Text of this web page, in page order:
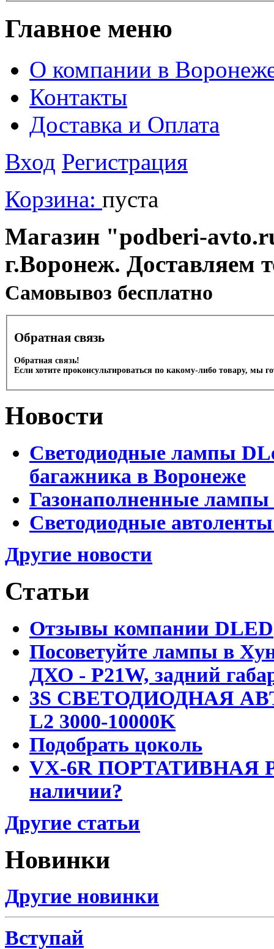
Главное меню
О компании в
Контакты
Доставка и Оплата
Вход Регистрация
Корзина: пуста
Магазин "podberi-
г.Воронеж. Доставляем
Cамовывоз бесплатно
Обратная связь
Обратная связь!
Если хотите проконсультироваться по какому-либо товару, мы
Новости
Светодиодные лампы
багажника в Воронеже
Газонаполненные
Светодиодные
Другие новости
Статьи
Отзывы компании DLED
Посоветуйте лампы в
ДХО - P21W, задний
3S СВЕТОДИОДНАЯ
L2 3000-10000K
Подобрать цоколь
VX-6R ПОРТАТИВНАЯ
наличии?
Другие статьи
Новинки
Другие новинки
Вступай